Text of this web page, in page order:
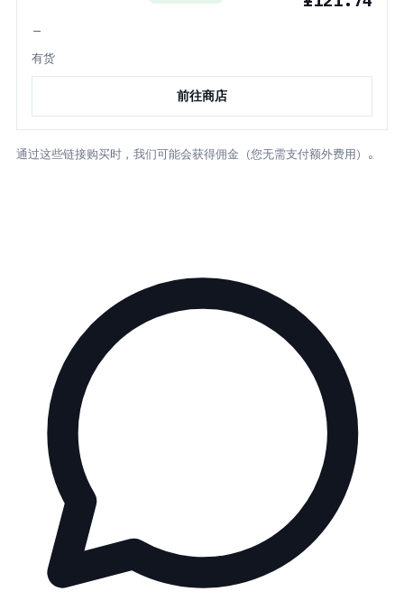
—
有货
前往商店
通过这些链接购买时，我们可能会获得佣金（您无需支付额外费用）。